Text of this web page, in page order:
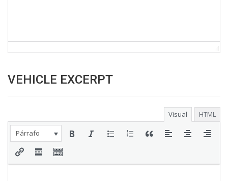
VEHICLE EXCERPT
Visual HTML
Párrafo